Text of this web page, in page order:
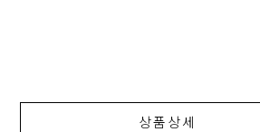
상품상세